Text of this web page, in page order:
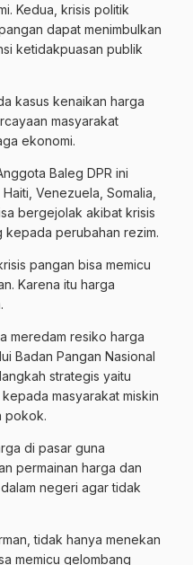
Kedua, krisis politik
dapat menimbulkan
ketidakpuasan publik
kasus kenaikan harga
masyarakat
ekonomi.
Baleg DPR ini
Venezuela, Somalia,
bergejolak akibat krisis
perubahan rezim.
pangan bisa memicu
Karena itu harga
meredam resiko harga
Badan Pangan Nasional
strategis yaitu
masyarakat miskin
pokok.
di pasar guna
permainan harga dan
negeri agar tidak
tidak hanya menekan
memicu gelombang